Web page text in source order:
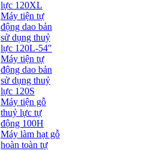
lực 120XL
Máy tiện tự
động dao bản
sử dụng thuỷ
lực 120L-54"
Máy tiện tự
động dao bản
sử dụng thuỷ
lực 120S
Máy tiện gỗ
thuỷ lực tự
động 100H
Máy làm hạt gỗ
hoàn toàn tự